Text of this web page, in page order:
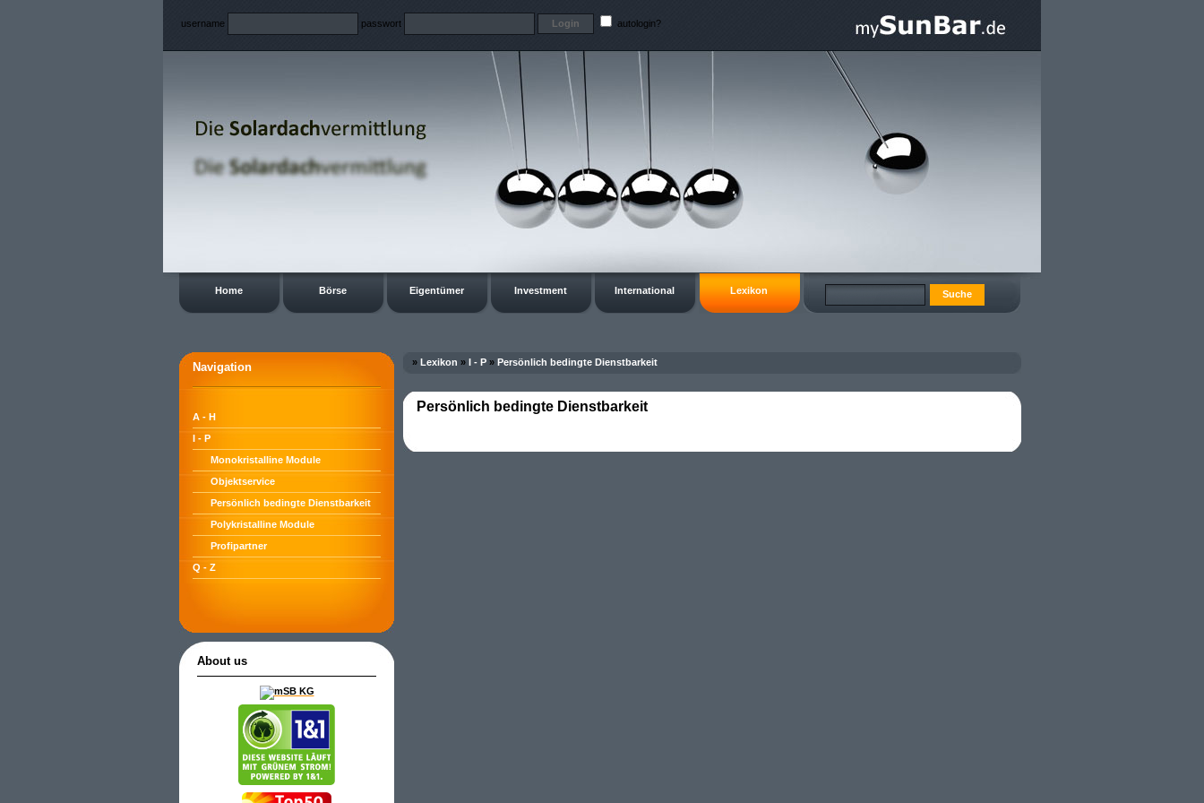
username passwort autologin?
Home Börse Eigentümer Investment International Lexikon
Navigation
A - H
I - P
Monokristalline Module
Objektservice
Persönlich bedingte Dienstbarkeit
Polykristalline Module
Profipartner
Q - Z
About us
» Lexikon » I - P » Persönlich bedingte Dienstbarkeit
Persönlich bedingte Dienstbarkeit